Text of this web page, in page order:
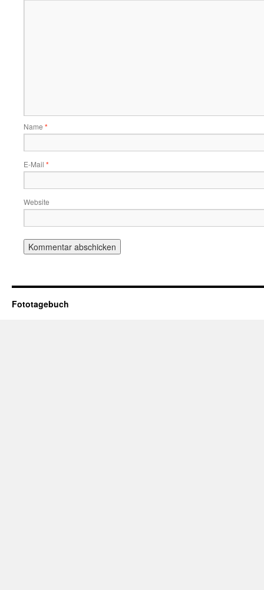
Name *
E-Mail *
Website
Fototagebuch